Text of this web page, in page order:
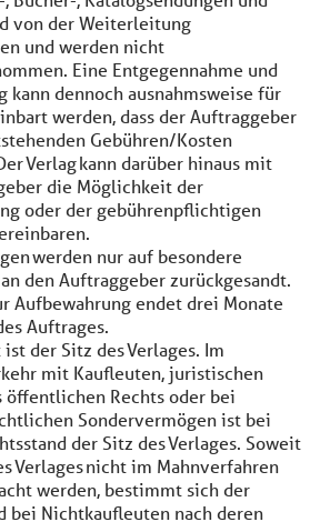
von der Weiterleitung
und werden nicht
Eine Entgegennahme und
dennoch ausnahmsweise für
werden, dass der Auftraggeber
Gebühren/Kosten
Verlag kann darüber hinaus mit
die Möglichkeit der
oder der gebührenpflichtigen
werden nur auf besondere
den Auftraggeber zurückgesandt.
Aufbewahrung endet drei Monate
Auftrages.
der Sitz des Verlages. Im
mit Kaufleuten, juristischen
öffentlichen Rechts oder bei
Sondervermögen ist bei
der Sitz des Verlages. Soweit
Verlages nicht im Mahnverfahren
werden, bestimmt sich der
bei Nichtkaufleuten nach deren